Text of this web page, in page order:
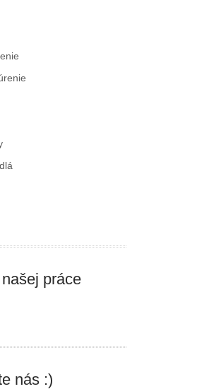
práce
nás :)